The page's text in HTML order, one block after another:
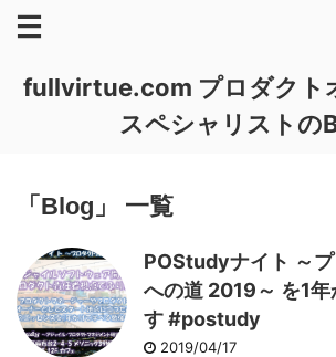
fullvirtue.com プロダクト
スペシャリストの
「Blog」 一覧
POStudyナイト ～
への道 2019～ を1年
す #postudy
2019/04/17